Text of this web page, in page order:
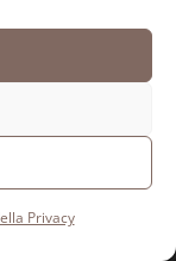
Privacy